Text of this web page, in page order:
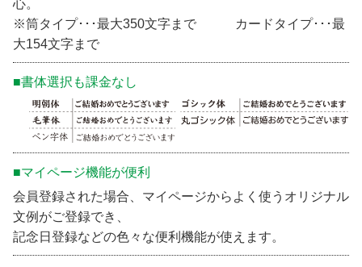
心。
※筒タイプ･･･最大350文字まで カードタイプ･･･最
大154文字まで
■書体選択も課金なし
■マイページ機能が便利
会員登録された場合、マイページからよく使うオリジナル
文例がご登録でき、
記念日登録などの色々な便利機能が使えます。